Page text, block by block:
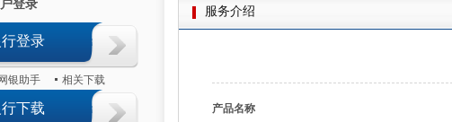
登录
登录
网银助手 相关下载
下载
服务介绍
产品名称